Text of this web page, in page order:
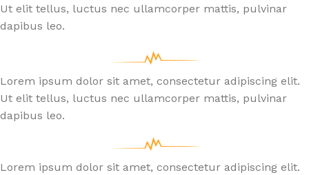
Ut elit tellus, luctus nec ullamcorper mattis, pulvinar
dapibus leo.
Lorem ipsum dolor sit amet, consectetur adipiscing elit.
Ut elit tellus, luctus nec ullamcorper mattis, pulvinar
dapibus leo.
Lorem ipsum dolor sit amet, consectetur adipiscing elit.